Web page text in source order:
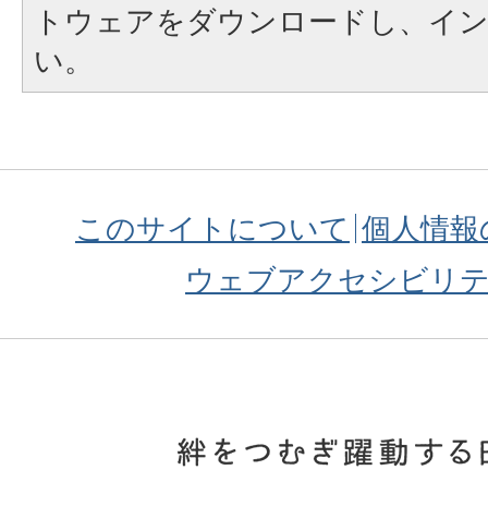
トウェアをダウンロードし、イ
い。
このサイトについて 個人情
ウェブアクセシビリ